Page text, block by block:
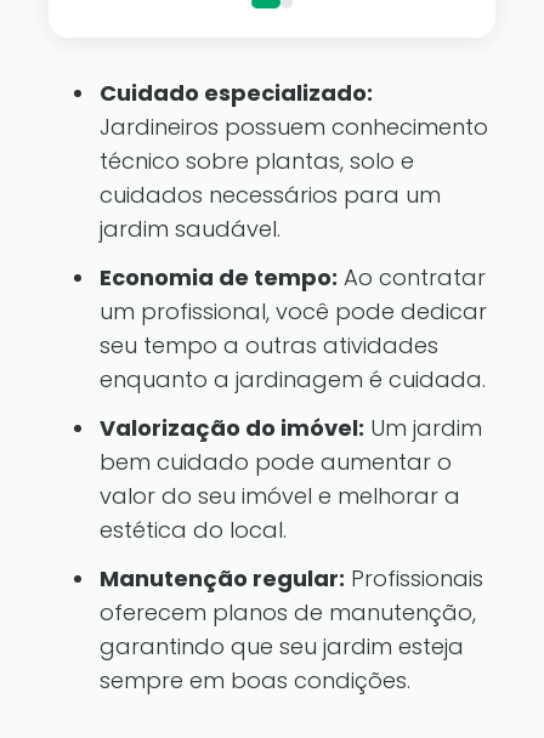
Cuidado especializado:
Jardineiros possuem conhecimento
técnico sobre plantas, solo e
cuidados necessários para um
jardim saudável.
Economia de tempo: Ao contratar
um profissional, você pode dedicar
seu tempo a outras atividades
enquanto a jardinagem é cuidada.
Valorização do imóvel: Um jardim
bem cuidado pode aumentar o
valor do seu imóvel e melhorar a
estética do local.
Manutenção regular: Profissionais
oferecem planos de manutenção,
garantindo que seu jardim esteja
sempre em boas condições.